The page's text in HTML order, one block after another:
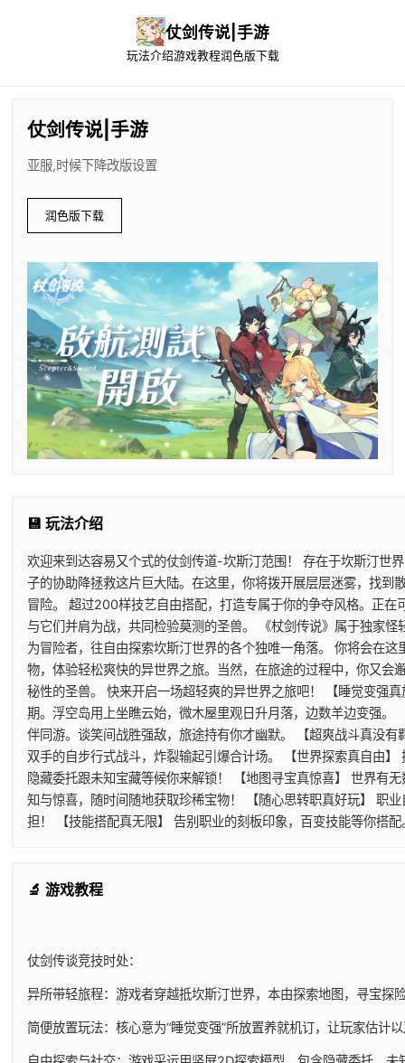
仗剑传说|手游
玩法介绍游戏教程润色版下载
仗剑传说|手游
亚服,时候下降改版设置
润色版下载
💾 玩法介绍
欢迎来到达容易又个式的仗剑传道-坎斯汀范围！ 存在于坎斯汀世
子的协助降拯救这片巨大陆。在这里，你将拨开展层层迷雾，找到
冒险。 超过200样技艺自由搭配，打造专属于你的争夺风格。正在
与它们并肩为战，共同检验莫测的圣兽。 《杖剑传说》属于独家
为冒险者，往自由探索坎斯汀世界的各个独唯一角落。 你将会在
物，体验轻松爽快的异世界之旅。当然，在旅途的过程中，你又会
秘性的圣兽。 快来开启一场超轻爽的异世界之旅吧！ 【睡觉变强
期。浮空岛用上坐瞧云始，微木屋里观日升月落，边数羊边变强。
伴同游。谈笑间战胜强敌，旅途持有你才幽默。 【超爽战斗真没
双手的自步行式战斗，炸裂输起引爆合计场。 【世界探索真自由
隐藏委托跟未知宝藏等候你来解锁！ 【地图寻宝真惊喜】 世界有
知与惊喜，随时间随地获取珍稀宝物！ 【随心思转职真好玩】 职
担！ 【技能搭配真无限】 告别职业的刻板印象，百变技能等你搭
🔬 游戏教程
仗剑传谈竞技时处：
异所带轻旅程：游戏者穿越抵坎斯汀世界，本由探索地图，寻宝探
简便放置玩法：核心意为“睡觉变强”所放置养就机订，让玩家估计